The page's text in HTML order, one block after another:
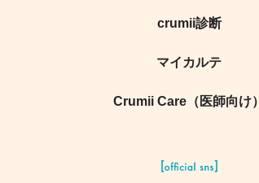
crumii診断
マイカルテ
Crumii Care（医師向け）